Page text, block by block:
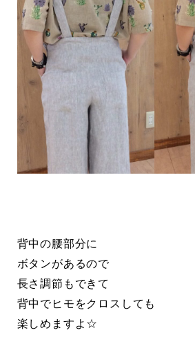
背中の腰部分に
ボタンがあるので
長さ調節もできて
背中でヒモをクロスしても
楽しめますよ☆